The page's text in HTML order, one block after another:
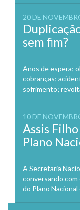
20 DE
sem fim?
Anos de espera;
cobranças;
sofrimento;
10 DE
Assis
Plano
A Secretaria
conversando
do Plano